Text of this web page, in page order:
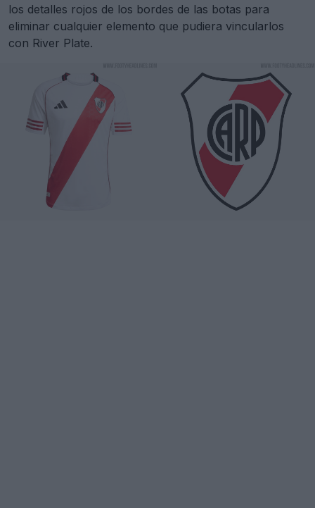
los detalles rojos de los bordes de las botas para
eliminar cualquier elemento que pudiera vincularlos
con River Plate.